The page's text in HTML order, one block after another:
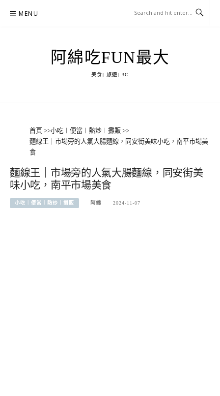
MENU
阿綿吃FUN最大
美食| 旅遊| 3C
首頁 >>小吃︱便當︱熱炒︱攤販 >>
麵線王｜市場旁的人氣大腸麵線，同安街美味小吃，南平市場美
食
麵線王｜市場旁的人氣大腸麵線，同安街美
味小吃，南平市場美食
小吃︱便當︱熱炒︱攤販 阿綿 2024-11-07